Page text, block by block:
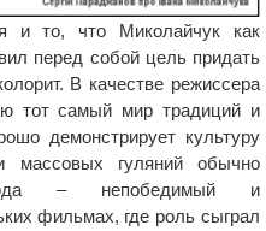
и то, что Миколайчук как
перед собой цель придать
В качестве режиссера
тот самый мир традиций и
демонстрирует культуру
массовых гуляний обычно
– непобедимый и
фильмах, где роль сыграл